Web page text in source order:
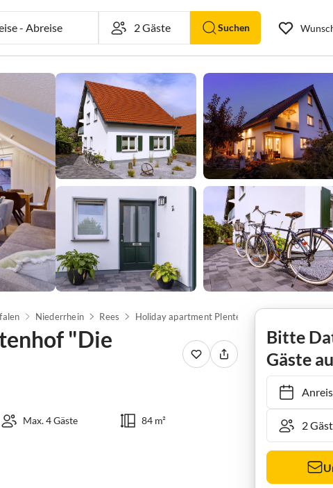
-Abreise Suchen
Niederrhein Rees
"Die
Max. 4 Gäste 84 m²
Bitte
Gäste
Anreise